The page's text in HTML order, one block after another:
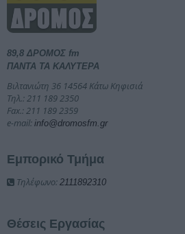
89,8 ΔΡΟΜΟΣ fm
ΠΑΝΤΑ ΤΑ ΚΑΛΥΤΕΡΑ
Βιλτανιώτη 36 14564 Κάτω Κηφισιά
Τηλ.: 211 189 2350
Fax.: 211 189 2359
e-mail: info@dromosfm.gr
Εμπορικό Τμήμα
Τηλέφωνο: 2111892310
Θέσεις Εργασίας